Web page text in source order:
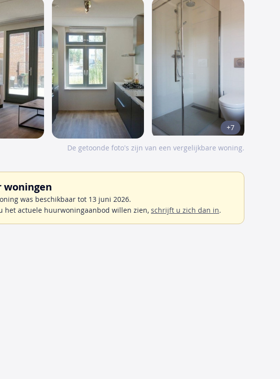
+7
De getoonde foto's zijn van een vergelijkbare woning.
woningen
was beschikbaar tot 13 juni 2026.
het actuele huurwoningaanbod willen zien, schrijft u zich dan in.